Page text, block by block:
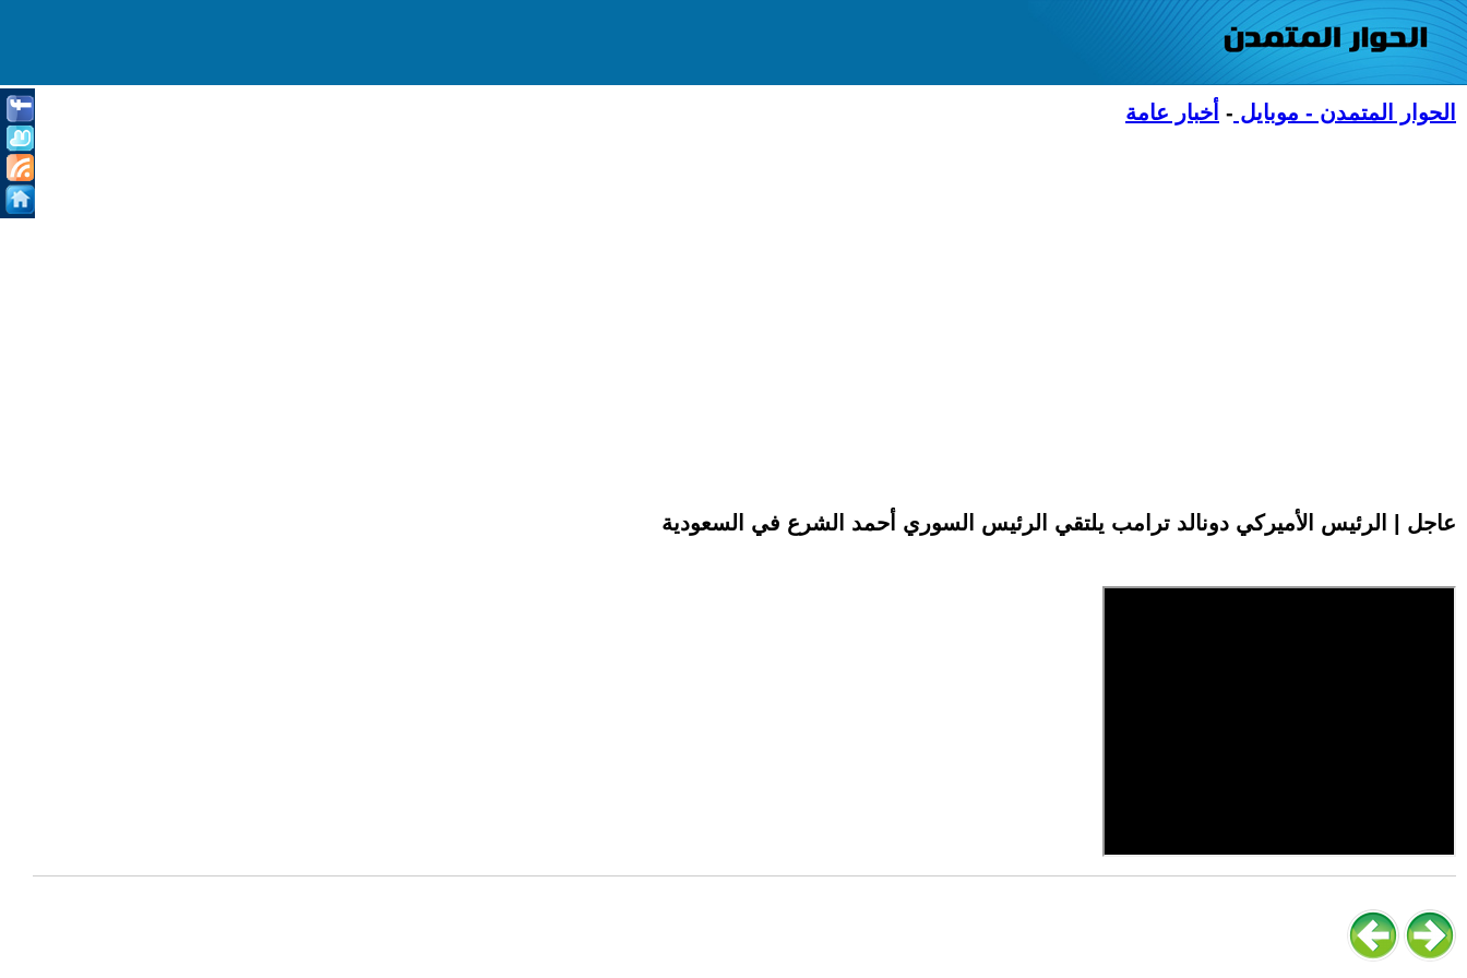
الحوار المتمدن - موبايل - أخبار عامة
عاجل | الرئيس الأميركي دونالد ترامب يلتقي الرئيس السوري أحمد الشرع في السعودية